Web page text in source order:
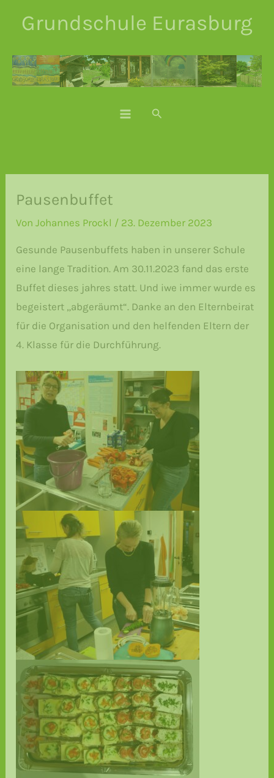
InhaltGrundschule Eurasburg
Suchen
Pausenbuffet
VonJohannes Prockl / 23. Dezember 2023
Gesunde Pausenbuffets haben in unserer Schule
eine lange Tradition. Am 30.11.2023 fand das erste
Buffet dieses jahres statt. Und iwe immer wurde es
begeistert „abgeräumt“. Danke an den Elternbeirat
für die Organisation und den helfenden Eltern der
4. Klasse für die Durchführung.